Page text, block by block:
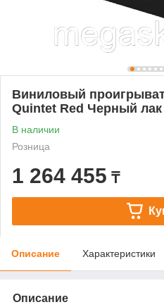
Виниловый
Quintet Red Черный лак
В наличии
Розница
1 264 455 ₸
Описание Характеристики
Описание